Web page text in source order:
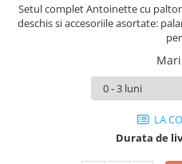
Setul complet Antoinette cu
deschis si accesoriile asortate:
LA
Durata de